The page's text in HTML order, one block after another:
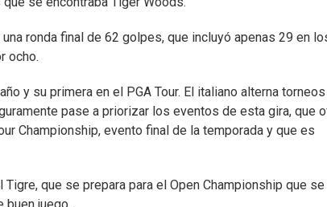
ronda final de 62 golpes, que incluyó apenas 29 en
ocho.
y su primera en el PGA Tour. El italiano alterna
pase a priorizar los eventos de esta gira, que
Championship, evento final de la temporada y que es
que se prepara para el Open Championship que se